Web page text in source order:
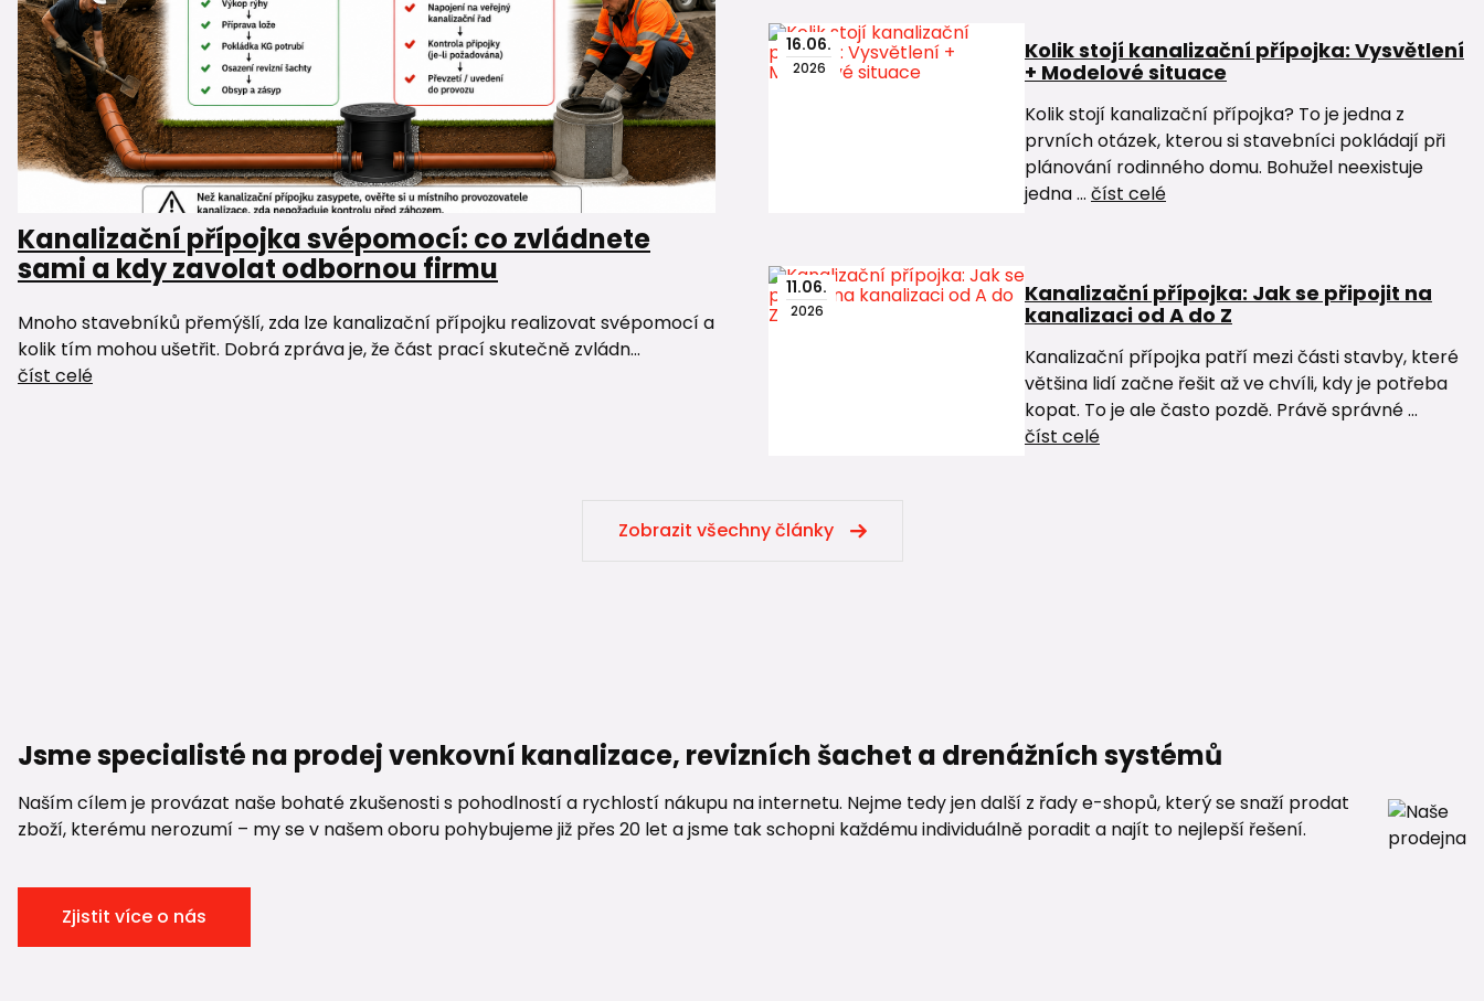
Kanalizační přípojka svépomocí: co zvládnete
sami a kdy zavolat odbornou firmu
Mnoho stavebníků přemýšlí, zda lze kanalizační přípojku realizovat svépomocí a
kolik tím mohou ušetřit. Dobrá zpráva je, že část prací skutečně zvládn...
číst celé
16.06.
2026
Kolik stojí kanalizační přípojka: Vysvětlení
+ Modelové situace
Kolik stojí kanalizační přípojka? To je jedna z
prvních otázek, kterou si stavebníci pokládají při
plánování rodinného domu. Bohužel neexistuje
jedna ... číst celé
11.06.
2026
Kanalizační přípojka: Jak se připojit na
kanalizaci od A do Z
Kanalizační přípojka patří mezi části stavby, které
většina lidí začne řešit až ve chvíli, kdy je potřeba
kopat. To je ale často pozdě. Právě správné ...
číst celé
Zobrazit všechny články
Jsme specialisté na prodej venkovní kanalizace, revizních šachet a drenážních systémů
Naším cílem je provázat naše bohaté zkušenosti s pohodlností a rychlostí nákupu na internetu. Nejme tedy jen další z řady e-shopů, který se snaží prodat
zboží, kterému nerozumí – my se v našem oboru pohybujeme již přes 20 let a jsme tak schopni každému individuálně poradit a najít to nejlepší řešení.
Zjistit více o nás